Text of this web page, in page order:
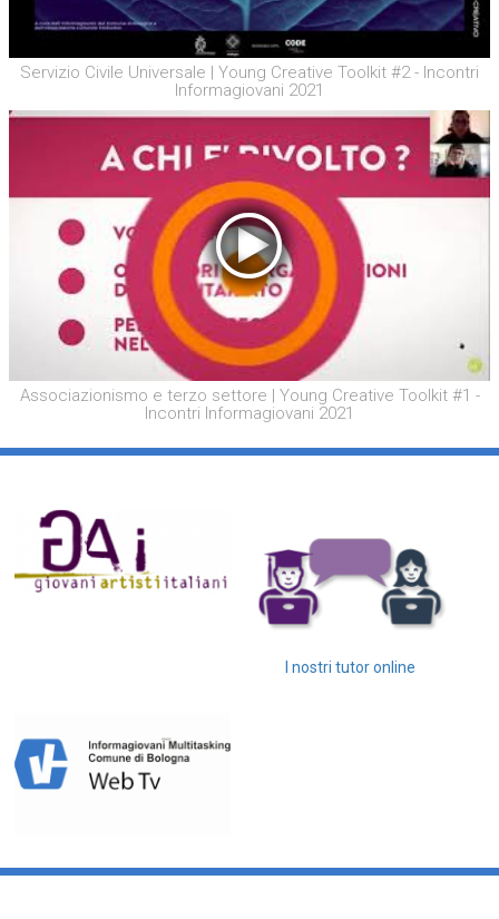
Servizio Civile Universale | Young Creative Toolkit #2 - Incontri
Informagiovani 2021
Associazionismo e terzo settore | Young Creative Toolkit #1 -
Incontri Informagiovani 2021
I nostri tutor online